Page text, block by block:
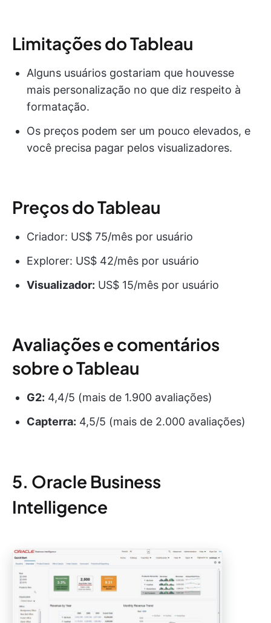
Limitações do Tableau
Alguns usuários gostariam que houvesse
mais personalização no que diz respeito à
formatação.
Os preços podem ser um pouco elevados, e
você precisa pagar pelos visualizadores.
Preços do Tableau
Criador: US$ 75/mês por usuário
Explorer: US$ 42/mês por usuário
Visualizador: US$ 15/mês por usuário
Avaliações e comentários
sobre o Tableau
G2: 4,4/5 (mais de 1.900 avaliações)
Capterra: 4,5/5 (mais de 2.000 avaliações)
5. Oracle Business
Intelligence